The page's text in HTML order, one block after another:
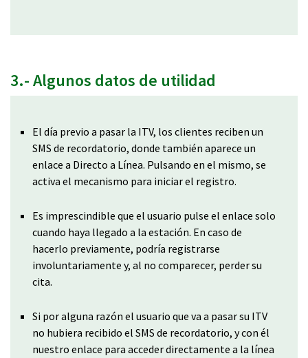
3.- Algunos datos de utilidad
El día previo a pasar la ITV, los clientes reciben un
SMS de recordatorio, donde también aparece un
enlace a Directo a Línea. Pulsando en el mismo, se
activa el mecanismo para iniciar el registro.
Es imprescindible que el usuario pulse el enlace solo
cuando haya llegado a la estación. En caso de
hacerlo previamente, podría registrarse
involuntariamente y, al no comparecer, perder su
cita.
Si por alguna razón el usuario que va a pasar su ITV
no hubiera recibido el SMS de recordatorio, y con él
nuestro enlace para acceder directamente a la línea